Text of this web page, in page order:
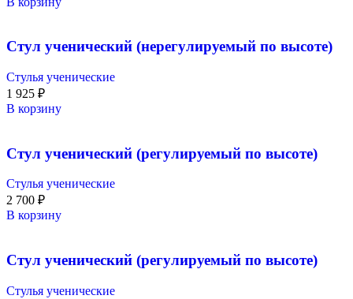
Стул ученический (нерегулируемый по высоте)
Стулья ученические
1 925 ₽
В корзину
Стул ученический (регулируемый по высоте)
Стулья ученические
2 700 ₽
В корзину
Стул ученический (регулируемый по высоте)
Стулья ученические